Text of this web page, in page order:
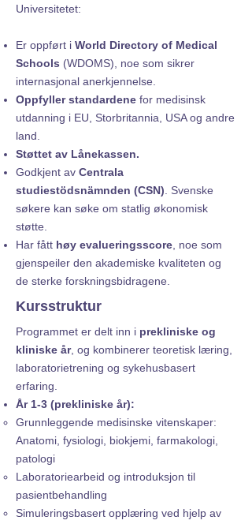
Universitetet:
Er oppført i World Directory of Medical
Schools (WDOMS), noe som sikrer
internasjonal anerkjennelse.
Oppfyller standardene for medisinsk
utdanning i EU, Storbritannia, USA og andre
land.
Støttet av Lånekassen.
Godkjent av Centrala
studiestödsnämnden (CSN) . Svenske
søkere kan søke om statlig økonomisk
støtte.
Har fått høy evalueringsscore , noe som
gjenspeiler den akademiske kvaliteten og
de sterke forskningsbidragene.
Kursstruktur
Programmet er delt inn i prekliniske og
kliniske år, og kombinerer teoretisk læring,
laboratorietrening og sykehusbasert
erfaring.
År 1-3 (prekliniske år):
Grunnleggende medisinske vitenskaper:
Anatomi, fysiologi, biokjemi, farmakologi,
patologi
Laboratoriearbeid og introduksjon til
pasientbehandling
Simuleringsbasert opplæring ved hjelp av